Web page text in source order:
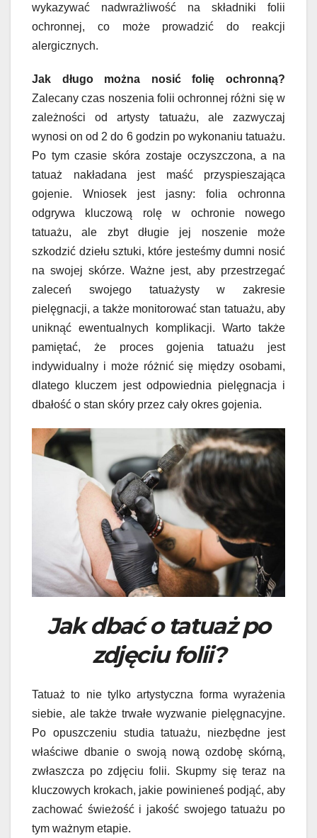
wykazywać nadwrażliwość na składniki folii
ochronnej, co może prowadzić do reakcji
alergicznych.
Jak długo można nosić folię ochronną?
Zalecany czas noszenia folii ochronnej różni się w
zależności od artysty tatuażu, ale zazwyczaj
wynosi on od 2 do 6 godzin po wykonaniu tatuażu.
Po tym czasie skóra zostaje oczyszczona, a na
tatuaż nakładana jest maść przyspieszająca
gojenie. Wniosek jest jasny: folia ochronna
odgrywa kluczową rolę w ochronie nowego
tatuażu, ale zbyt długie jej noszenie może
szkodzić dziełu sztuki, które jesteśmy dumni nosić
na swojej skórze. Ważne jest, aby przestrzegać
zaleceń swojego tatuażysty w zakresie
pielęgnacji, a także monitorować stan tatuażu, aby
uniknąć ewentualnych komplikacji. Warto także
pamiętać, że proces gojenia tatuażu jest
indywidualny i może różnić się między osobami,
dlatego kluczem jest odpowiednia pielęgnacja i
dbałość o stan skóry przez cały okres gojenia.
Jak dbać o tatuaż po
zdjęciu folii?
Tatuaż to nie tylko artystyczna forma wyrażenia
siebie, ale także trwałe wyzwanie pielęgnacyjne.
Po opuszczeniu studia tatuażu, niezbędne jest
właściwe dbanie o swoją nową ozdobę skórną,
zwłaszcza po zdjęciu folii. Skupmy się teraz na
kluczowych krokach, jakie powinieneś podjąć, aby
zachować świeżość i jakość swojego tatuażu po
tym ważnym etapie.